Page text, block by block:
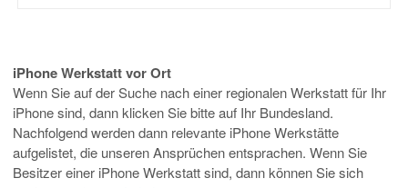
iPhone Werkstatt vor Ort
Wenn Sie auf der Suche nach einer regionalen Werkstatt für Ihr
iPhone sind, dann klicken Sie bitte auf Ihr Bundesland.
Nachfolgend werden dann relevante iPhone Werkstätte
aufgelistet, die unseren Ansprüchen entsprachen. Wenn Sie
Besitzer einer iPhone Werkstatt sind, dann können Sie sich